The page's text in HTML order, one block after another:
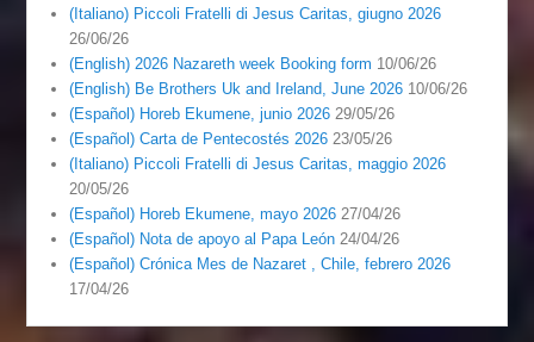
(Italiano) Piccoli Fratelli di Jesus Caritas, giugno 2026
26/06/26
(English) 2026 Nazareth week Booking form 10/06/26
(English) Be Brothers Uk and Ireland, June 2026 10/06/26
(Español) Horeb Ekumene, junio 2026 29/05/26
(Español) Carta de Pentecostés 2026 23/05/26
(Italiano) Piccoli Fratelli di Jesus Caritas, maggio 2026
20/05/26
(Español) Horeb Ekumene, mayo 2026 27/04/26
(Español) Nota de apoyo al Papa León 24/04/26
(Español) Crónica Mes de Nazaret , Chile, febrero 2026
17/04/26